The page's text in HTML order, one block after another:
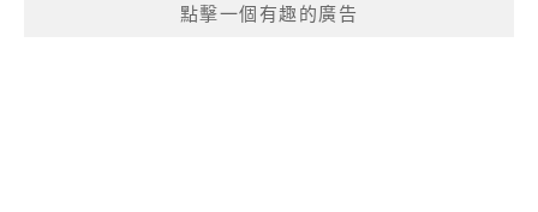
點擊一個有趣的廣告